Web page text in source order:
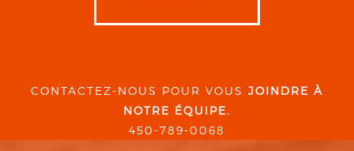
CONTACTEZ-NOUS POUR VOUS JOINDRE À
NOTRE ÉQUIPE.
450-789-0068